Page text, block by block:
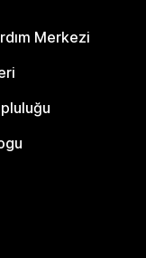
Merkezi